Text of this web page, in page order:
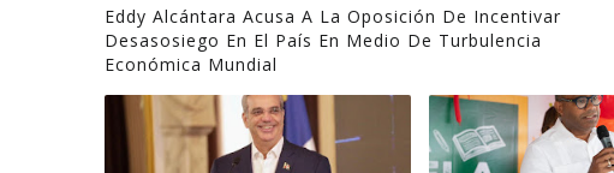
Eddy Alcántara Acusa A La Oposición De Incentivar
Desasosiego En El País En Medio De Turbulencia
Económica Mundial